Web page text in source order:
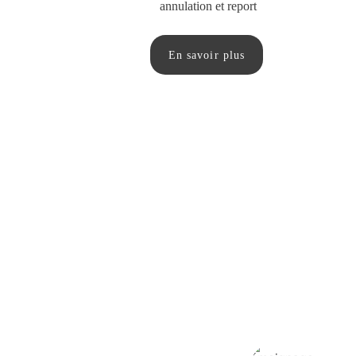
annulation et report
En savoir plus